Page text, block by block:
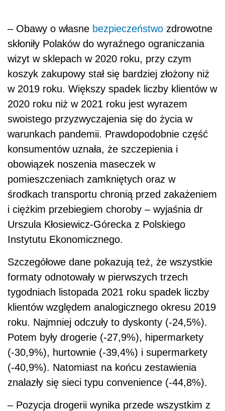
– Obawy o własne bezpieczeństwo zdrowotne
skłoniły Polaków do wyraźnego ograniczania
wizyt w sklepach w 2020 roku, przy czym
koszyk zakupowy stał się bardziej złożony niż
w 2019 roku. Większy spadek liczby klientów w
2020 roku niż w 2021 roku jest wyrazem
swoistego przyzwyczajenia się do życia w
warunkach pandemii. Prawdopodobnie część
konsumentów uznała, że szczepienia i
obowiązek noszenia maseczek w
pomieszczeniach zamkniętych oraz w
środkach transportu chronią przed zakażeniem
i ciężkim przebiegiem choroby – wyjaśnia dr
Urszula Kłosiewicz-Górecka z Polskiego
Instytutu Ekonomicznego.
Szczegółowe dane pokazują też, że wszystkie
formaty odnotowały w pierwszych trzech
tygodniach listopada 2021 roku spadek liczby
klientów względem analogicznego okresu 2019
roku. Najmniej odczuły to dyskonty (-24,5%).
Potem były drogerie (-27,9%), hipermarkety
(-30,9%), hurtownie (-39,4%) i supermarkety
(-40,9%). Natomiast na końcu zestawienia
znalazły się sieci typu convenience (-44,8%).
– Pozycja drogerii wynika przede wszystkim z